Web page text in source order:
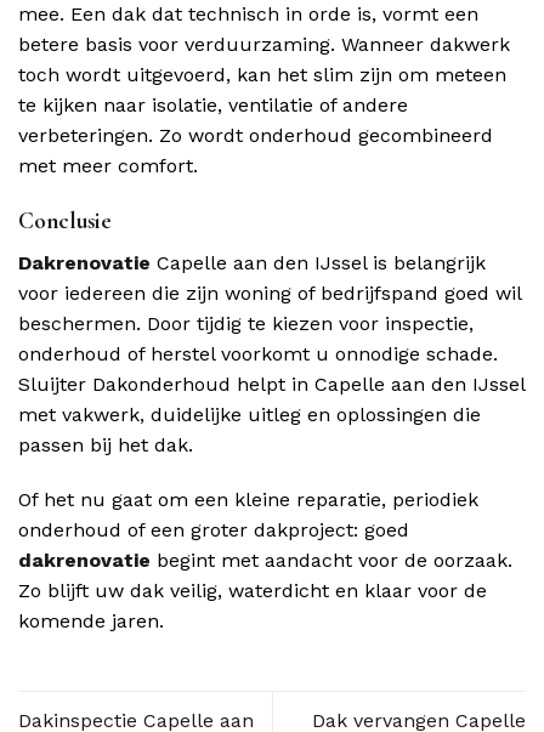
mee. Een dak dat technisch in orde is, vormt een
betere basis voor verduurzaming. Wanneer dakwerk
toch wordt uitgevoerd, kan het slim zijn om meteen
te kijken naar isolatie, ventilatie of andere
verbeteringen. Zo wordt onderhoud gecombineerd
met meer comfort.
Conclusie
Dakrenovatie Capelle aan den IJssel is belangrijk
voor iedereen die zijn woning of bedrijfspand goed wil
beschermen. Door tijdig te kiezen voor inspectie,
onderhoud of herstel voorkomt u onnodige schade.
Sluijter Dakonderhoud helpt in Capelle aan den IJssel
met vakwerk, duidelijke uitleg en oplossingen die
passen bij het dak.
Of het nu gaat om een kleine reparatie, periodiek
onderhoud of een groter dakproject: goed
dakrenovatie begint met aandacht voor de oorzaak.
Zo blijft uw dak veilig, waterdicht en klaar voor de
komende jaren.
Dakinspectie Capelle aan
Dak vervangen Capelle